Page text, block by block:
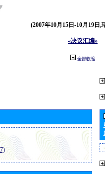
(2007年10月15日-10月19日,
«决议汇编»
全部收缩